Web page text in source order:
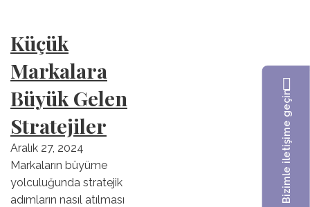
Bizimle iletişime geçin
Küçük
Markalara
Büyük Gelen
Stratejiler
Aralık 27, 2024
Markaların büyüme
yolculuğunda stratejik
adımların nasıl atılması